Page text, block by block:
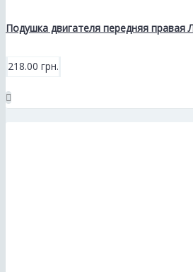
Подушка двигателя передняя правая
218.00 грн.